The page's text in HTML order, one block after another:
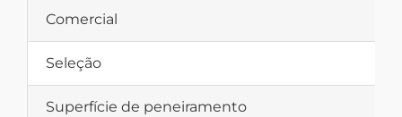
Comercial
Seleção
Superfície de peneiramento